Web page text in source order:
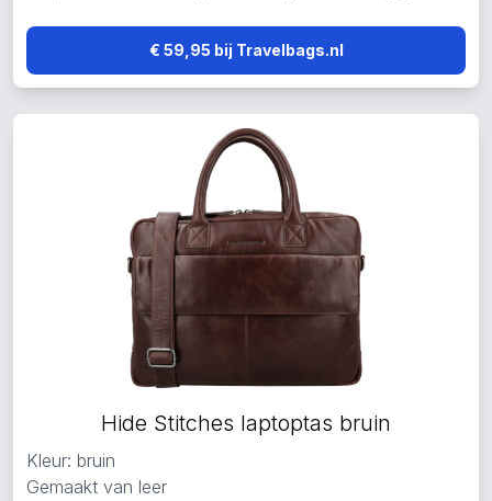
€ 59,95 bij Travelbags.nl
Hide Stitches laptoptas bruin
Kleur: bruin
Gemaakt van leer